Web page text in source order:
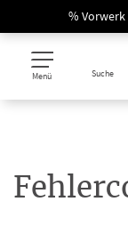
%
Menü Suche